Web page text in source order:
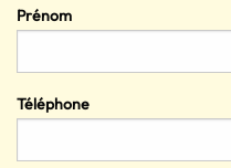
Prénom
Téléphone